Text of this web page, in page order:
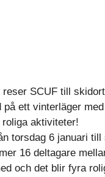
SCUF till
på ett vinterläger
aktiviteter!
torsdag 6 januari till
16 deltagare
och det blir fyra